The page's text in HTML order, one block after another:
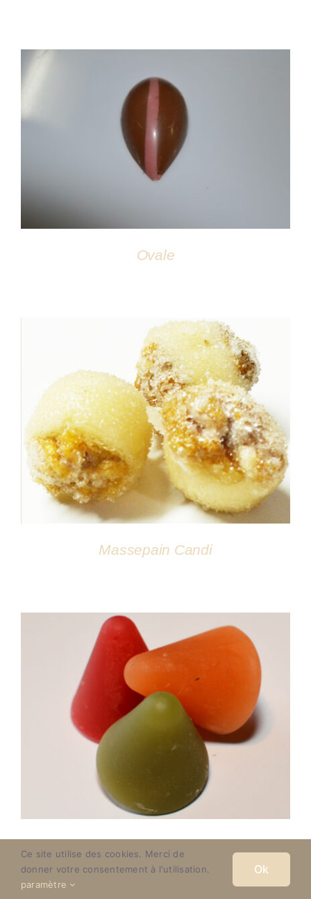
DÉTAILS
Ovale
DÉTAILS
Massepain Candi
Ce site utilise des cookies. Merci de
donner votre consentement à l'utilisation.
paramètre
Ok